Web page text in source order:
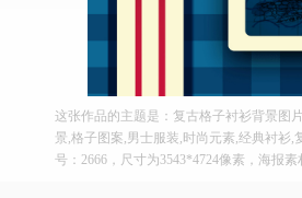
这张作品的主题是：复古格子衬衫背景图
景,格子图案,男士服装,时尚元素,经典衬衫
号：2666，尺寸为3543*4724像素，海报